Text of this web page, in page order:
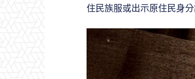
住民族服或出示原住民身